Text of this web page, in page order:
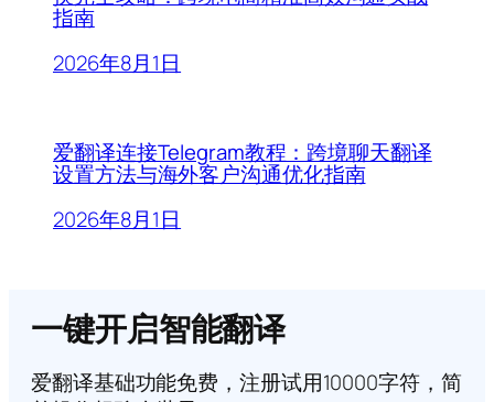
指南
2026年8月1日
爱翻译连接Telegram教程：跨境聊天翻译
设置方法与海外客户沟通优化指南
2026年8月1日
一键开启智能翻译
爱翻译基础功能免费，注册试用10000字符，简